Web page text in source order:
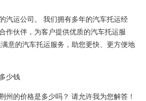
汽运公司。 我们拥有多年的汽车托运经
作伙伴，为客户提供优质的汽车托运服
意的汽车托运服务，助您更快、更方便地
少钱
州的价格是多少吗？ 请允许我为您解答！